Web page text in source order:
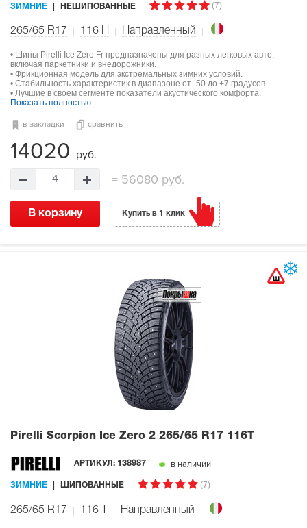
ЗИМНИЕ НЕШИПОВАННЫЕ (7)
265/65 R17 116 H Направленный
• Шины Pirelli Ice Zero Fr предназначены для разных легковых авто,
включая паркетники и внедорожники.
• Фрикционная модель для экстремальных зимних условий.
• Стабильность характеристик в диапазоне от -50 до +7 градусов.
• Лучшие в своем сегменте показатели акустического комфорта.
Показать полностью
в закладки сравнить
14020 руб.
4 =56080 руб.
В корзину Купить в 1 клик
Pirelli Scorpion Ice Zero 2 265/65 R17 116T
АРТИКУЛ: 138987 в наличии
ЗИМНИЕ ШИПОВАННЫЕ (7)
265/65 R17 116 Направленный